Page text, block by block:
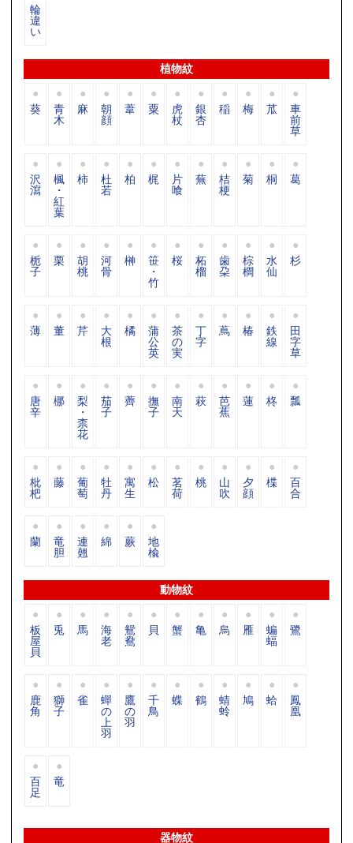
輪
違
い
植物紋
葵 青
木
麻 朝
顔
葦 粟 虎
杖
銀
杏
稲 梅 苽 車
前
草
沢
瀉
楓
・
紅
葉
柿 杜
若
柏 梶 片
喰
蕪 桔
梗
菊 桐 葛
栀
子
栗 胡
桃
河
骨
榊 笹
・
竹
桜 柘
榴
歯
朶
棕
櫚
水
仙
杉
薄 董 芹 大
根
橘 蒲
公
英
茶
の
実
丁
字
蔦 椿 鉄
線
田
字
草
唐
辛
梛 梨
・
柰
花
茄
子
薺 撫
子
南
天
萩 芭
蕉
蓮 柊 瓢
枇
杷
藤 葡
萄
牡
丹
寓
生
松 茗
荷
桃 山
吹
夕
顔
楪 百
合
蘭 竜
胆
連
翹
綿 蕨 地
楡
動物紋
板
屋
貝
兎 馬 海
老
鴛
鴦
貝 蟹 亀 烏 雁 蝙
蝠
鷺
鹿
角
獅
子
雀 蟬
の
上
羽
鷹
の
羽
千
鳥
蝶 鶴 蜻
蛉
鳩 蛤 鳳
凰
百
足
竜
器物紋